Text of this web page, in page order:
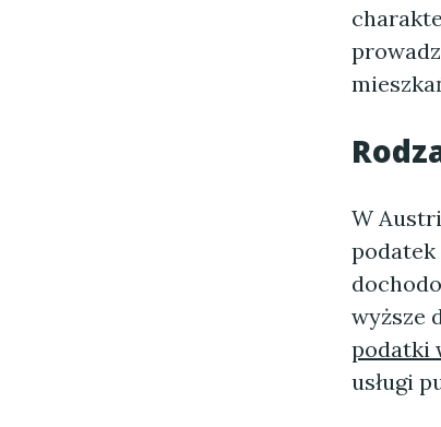
W
podatek
wyższe
podatki
usługi